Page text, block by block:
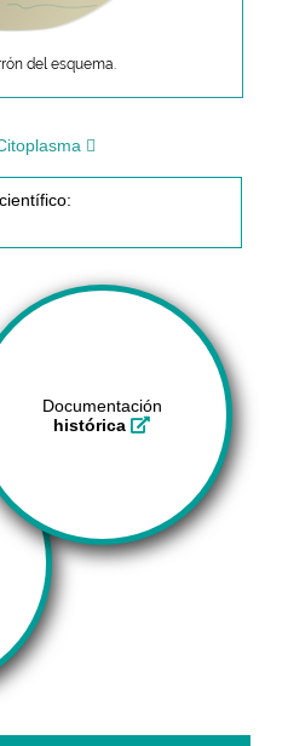
del esquema.
Documentación
histórica